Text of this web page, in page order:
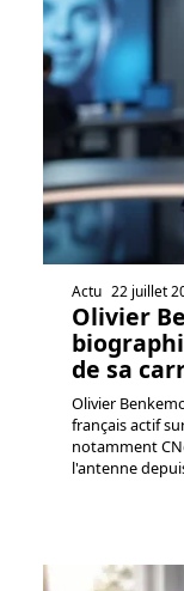
Actu 22 juillet
Olivier
de sa
Olivier
français actif
notamment
l'antenne